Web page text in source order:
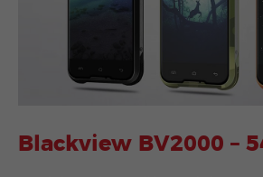
Blackview BV2000 –